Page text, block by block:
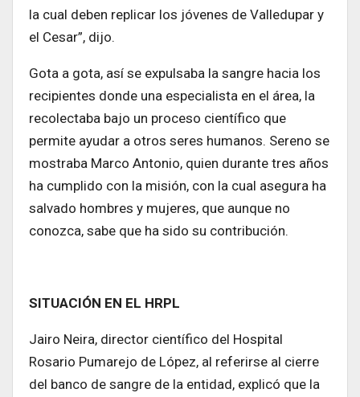
la cual deben replicar los jóvenes de Valledupar y
el Cesar”, dijo.
Gota a gota, así se expulsaba la sangre hacia los
recipientes donde una especialista en el área, la
recolectaba bajo un proceso científico que
permite ayudar a otros seres humanos. Sereno se
mostraba Marco Antonio, quien durante tres años
ha cumplido con la misión, con la cual asegura ha
salvado hombres y mujeres, que aunque no
conozca, sabe que ha sido su contribución.
SITUACIÓN EN EL HRPL
Jairo Neira, director científico del Hospital
Rosario Pumarejo de López, al referirse al cierre
del banco de sangre de la entidad, explicó que la